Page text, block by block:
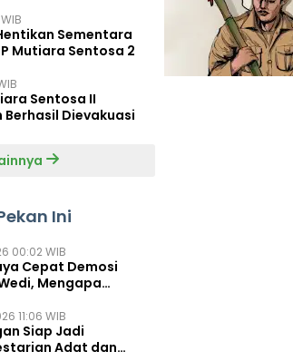
Sementara
Mutiara Sentosa 2
Sentosa II
Dievakuasi
Ini
00:02 WIB
Cepat Demosi
Mengapa
11:06 WIB
Siap Jadi
Adat dan